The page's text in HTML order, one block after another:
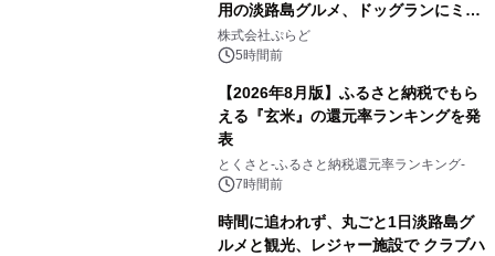
用の淡路島グルメ、ドッグランにミニ
プール グランピングとトレーラーハウ
スの2施設で
株式会社ぷらど
5時間前
【2026年8月版】ふるさと納税でもら
える『玄米』の還元率ランキングを発
表
とくさと-ふるさと納税還元率ランキング-
7時間前
時間に追われず、丸ごと1日淡路島グ
ルメと観光、レジャー施設で クラブハ